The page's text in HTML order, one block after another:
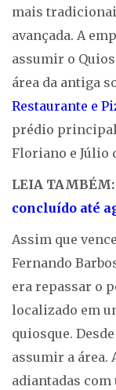
mais
avançada. A
assumir o
área da antiga
Restaurante e
prédio
Floriano e Júlio
LEIA TAMBÉM:
concluído até
Assim que
Fernando
era repassar o
localizado em
quiosque.
assumir a área.
adiantadas com